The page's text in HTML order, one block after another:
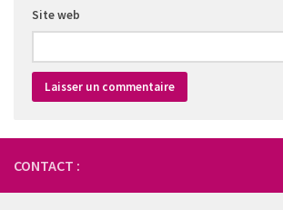
Site web
CONTACT :